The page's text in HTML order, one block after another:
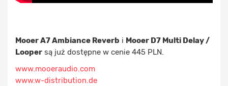
Mooer A7 Ambiance Reverb i Mooer D7 Multi Delay /
Looper są już dostępne w cenie 445 PLN.
www.mooeraudio.com
www.w-distribution.de